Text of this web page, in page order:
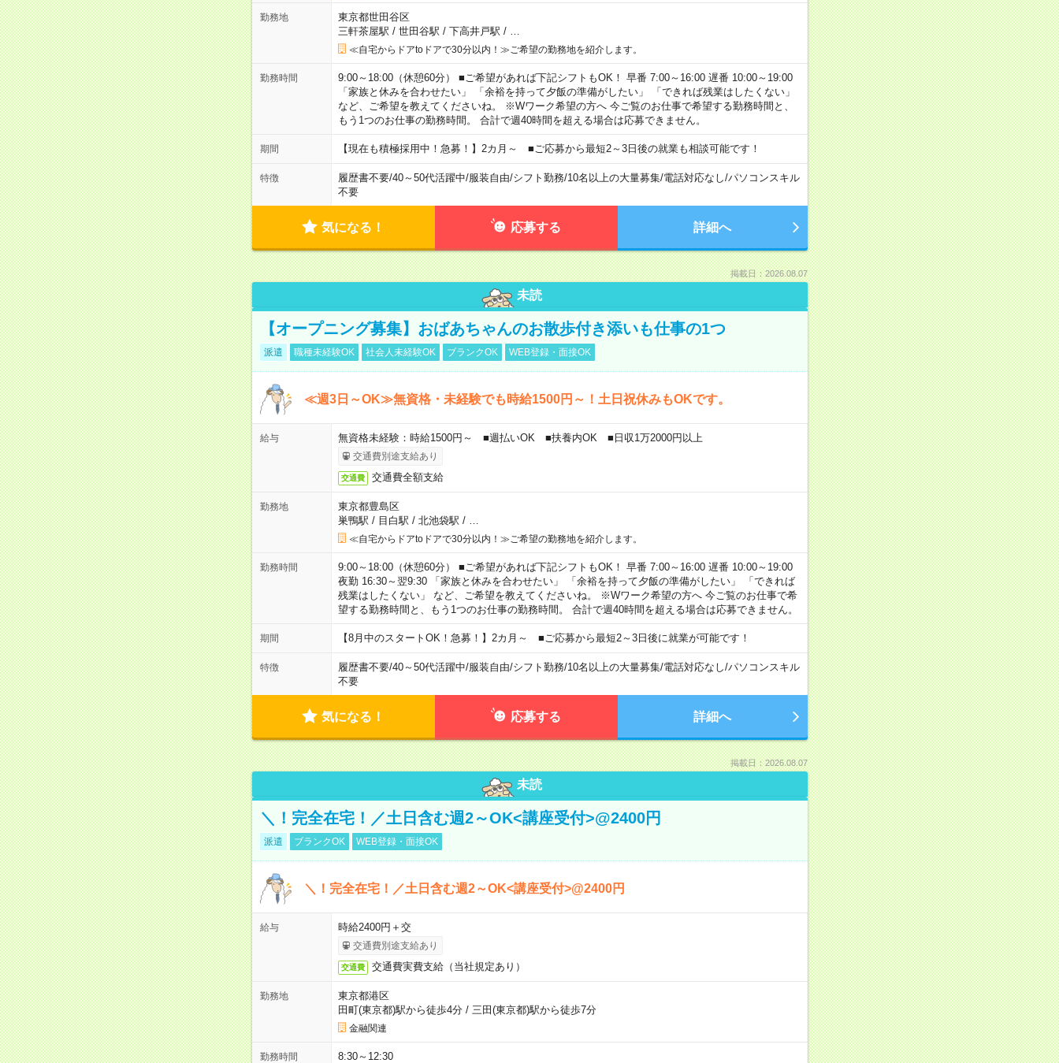
勤務地
東京都世田谷区
三軒茶屋駅 / 世田谷駅 / 下高井戸駅 / …
≪自宅からドアtoドアで30分以内！≫ご希望の勤務地を紹介します。
勤務時間
9:00～18:00（休憩60分） ■ご希望があれば下記シフトもOK！ 早番 7:00～16:00 遅番 10:00～19:00
「家族と休みを合わせたい」 「余裕を持って夕飯の準備がしたい」 「できれば残業はしたくない」
など、ご希望を教えてくださいね。 ※Wワーク希望の方へ 今ご覧のお仕事で希望する勤務時間と、
もう1つのお仕事の勤務時間。 合計で週40時間を超える場合は応募できません。
期間 【現在も積極採用中！急募！】2カ月～ ■ご応募から最短2～3日後の就業も相談可能です！
特徴 履歴書不要/40～50代活躍中/服装自由/シフト勤務/10名以上の大量募集/電話対応なし/パソコンスキル
不要
気になる！ 応募する 詳細へ
掲載日：2026.08.07
未読
【オープニング募集】おばあちゃんのお散歩付き添いも仕事の1つ
派遣 職種未経験OK 社会人未経験OK ブランクOK WEB登録・面接OK
≪週3日～OK≫無資格・未経験でも時給1500円～！土日祝休みもOKです。
給与 無資格未経験：時給1500円～ ■週払いOK ■扶養内OK ■日収1万2000円以上
交通費別途支給あり
交通費 交通費全額支給
勤務地
東京都豊島区
巣鴨駅 / 目白駅 / 北池袋駅 / …
≪自宅からドアtoドアで30分以内！≫ご希望の勤務地を紹介します。
勤務時間
9:00～18:00（休憩60分） ■ご希望があれば下記シフトもOK！ 早番 7:00～16:00 遅番 10:00～19:00
夜勤 16:30～翌9:30 「家族と休みを合わせたい」 「余裕を持って夕飯の準備がしたい」 「できれば
残業はしたくない」 など、ご希望を教えてくださいね。 ※Wワーク希望の方へ 今ご覧のお仕事で希
望する勤務時間と、もう1つのお仕事の勤務時間。 合計で週40時間を超える場合は応募できません。
期間 【8月中のスタートOK！急募！】2カ月～ ■ご応募から最短2～3日後に就業が可能です！
特徴 履歴書不要/40～50代活躍中/服装自由/シフト勤務/10名以上の大量募集/電話対応なし/パソコンスキル
不要
気になる！ 応募する 詳細へ
掲載日：2026.08.07
未読
＼！完全在宅！／土日含む週2～OK<講座受付>@2400円
派遣 ブランクOK WEB登録・面接OK
＼！完全在宅！／土日含む週2～OK<講座受付>@2400円
給与 時給2400円＋交
交通費別途支給あり
交通費 交通費実費支給（当社規定あり）
勤務地
東京都港区
田町(東京都)駅から徒歩4分/ 三田(東京都)駅から徒歩7分
金融関連
勤務時間 8:30～12:30